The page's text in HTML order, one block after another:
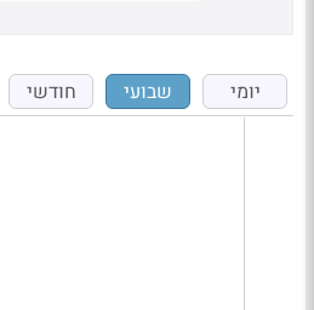
יומי שבועי חודשי